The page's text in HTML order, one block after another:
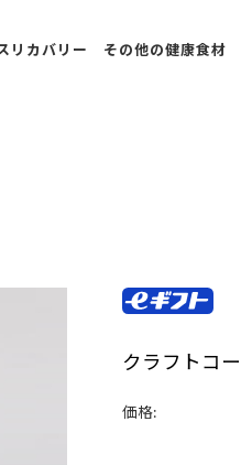
リカバリー その他の健康食材
調味料
アイスバー
クラフトコ
価格: